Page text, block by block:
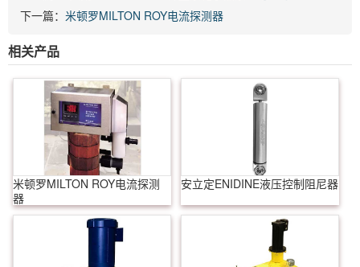
下一篇： 米顿罗MILTON ROY电流探测器
相关产品
米顿罗MILTON ROY电流探测
器
安立定ENIDINE液压控制阻尼器